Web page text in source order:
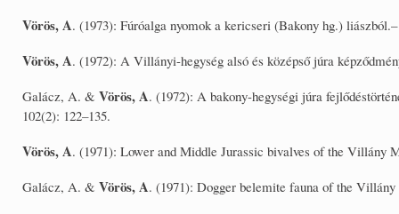
Vörös, A. (1973): Fúróalga nyomok a kericseri (Bakony hg.)
Vörös, A. (1972): A Villányi-hegység alsó és középső júra
Galácz, A. & Vörös, A. (1972): A bakony-hegységi júra
102(2): 122–135.
Vörös, A. (1971): Lower and Middle Jurassic bivalves of the Villány
Galácz, A. & Vörös, A. (1971): Dogger belemite fauna of the